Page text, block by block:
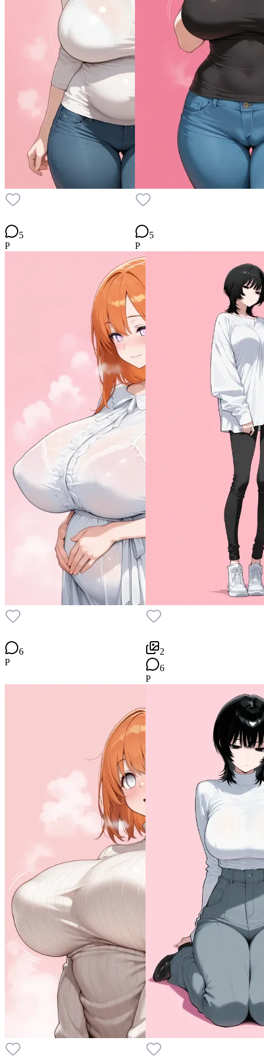
5
P
5
P
6
P
2
6
P